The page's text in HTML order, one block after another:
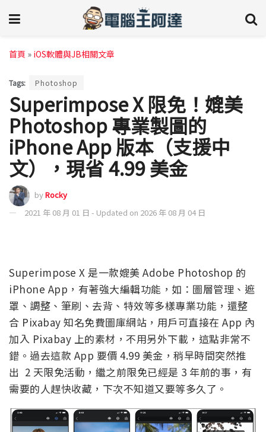
首頁 » iOS軟體與JB相關文章
Tags: Photoshop
Superimpose X 限免！媲美
Photoshop 專業製圖的
iPhone App 版本（支援中
文），現省 4.99 美金
byRocky
2021 年 08 月 01 日 - Updated on 2026 年 08 月 04 日
Superimpose X 是一款媲美 Adobe Photoshop 的
iPhone App，有著強大編輯功能，如：圖層管理、遮
罩、調整、筆刷、去背、特效等多樣專業功能，還整
合 Pixabay 知名免費圖庫網站，用戶可直接在 App 內
加入 Pixabay 上的素材，不用另外下載，這點非常不
錯。過去這款 App 要價 4.99 美金，稍早時間突然推
出 2 天限免活動，繼之前限免已經是 3 年前的事，有
需要的人趕快收藏，下次不知道又要等多久了。